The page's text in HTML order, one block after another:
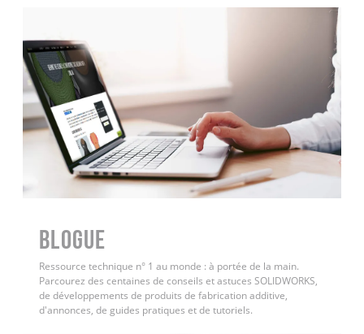
BLOGUE
Ressource technique n° 1 au monde : à portée de la main.
Parcourez des centaines de conseils et astuces SOLIDWORKS,
de développements de produits de fabrication additive,
d'annonces, de guides pratiques et de tutoriels.